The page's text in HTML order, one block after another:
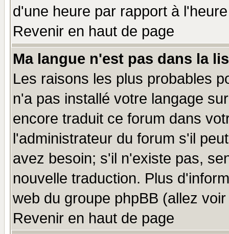
d'une heure par rapport à
Revenir en haut de page
Ma langue n'est pas dans la
Les raisons les plus probables
n'a pas installé votre langage
encore traduit ce forum dans
l'administrateur du forum s'il
avez besoin; s'il n'existe pas,
nouvelle traduction. Plus
web du groupe phpBB (allez
Revenir en haut de page